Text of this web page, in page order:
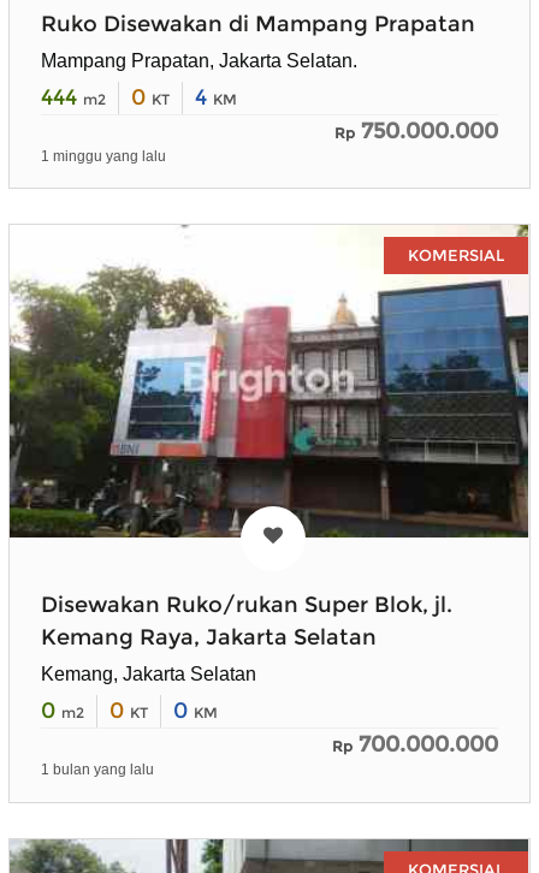
Ruko Disewakan di Mampang Prapatan
Mampang Prapatan, Jakarta Selatan.
444 m2 0 KT 4 KM
Rp 750.000.000
1 minggu yang lalu
KOMERSIAL
Disewakan Ruko/rukan Super Blok, jl.
Kemang Raya, Jakarta Selatan
Kemang, Jakarta Selatan
0 m2 0 KT 0 KM
Rp 700.000.000
1 bulan yang lalu
KOMERSIAL